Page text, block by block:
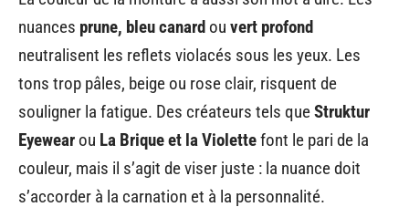
nuances prune, bleu canard ou vert profond
neutralisent les reflets violacés sous les yeux. Les
tons trop pâles, beige ou rose clair, risquent de
souligner la fatigue. Des créateurs tels queStruktur
Eyewear ou La Brique et la Violettefont le pari de la
couleur, mais il s’agit de viser juste : la nuance doit
s’accorder à la carnation et à la personnalité.